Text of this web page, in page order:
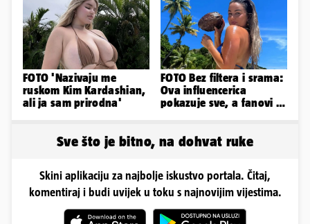
FOTO 'Nazivaju me
ruskom Kim Kardashian,
ali ja sam prirodna'
FOTO Bez filtera i srama:
Ova influencerica
pokazuje sve, a fanovi je
Sve što je bitno, na dohvat ruke
Skini aplikaciju za najbolje iskustvo portala. Čitaj,
komentiraj i budi uvijek u toku s najnovijim vijestima.